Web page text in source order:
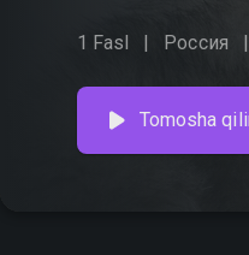
1 Fasl Россия
Tomosha